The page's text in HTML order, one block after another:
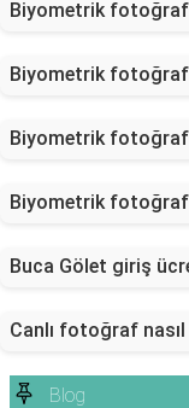
Biyometrik fotoğraf
Biyometrik fotoğraf
Biyometrik fotoğraf
Biyometrik
Buca Gölet giriş
Canlı fotoğraf
Blog